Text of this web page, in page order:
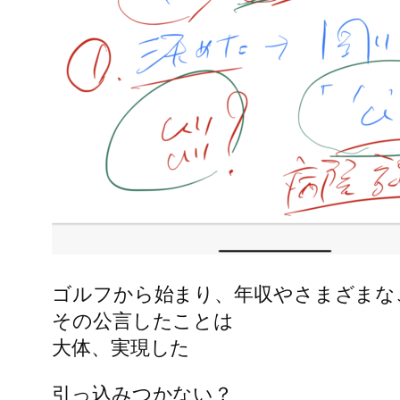
ゴルフから始まり、年収やさまざま
その公言したことは
大体、実現した
引っ込みつかない？